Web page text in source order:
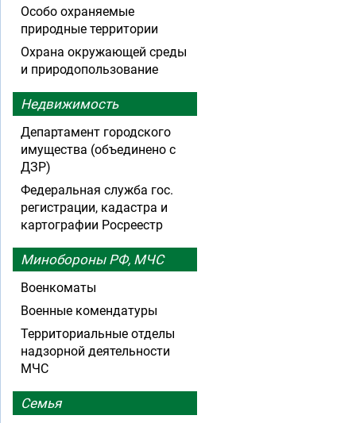
Особо охраняемые
природные территории
Охрана окружающей среды
и природопользование
Недвижимость
Департамент городского
имущества (объединено с
ДЗР)
Федеральная служба гос.
регистрации, кадастра и
картографии Росреестр
Минобороны РФ, МЧС
Военкоматы
Военные комендатуры
Территориальные отделы
надзорной деятельности
МЧС
Семья